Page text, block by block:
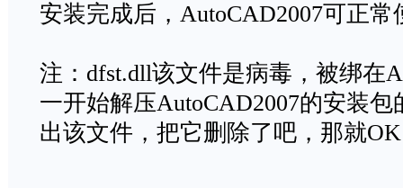
安装完成后，AutoCAD2007可正常
注：dfst.dll该文件是病毒，被绑在
一开始解压AutoCAD2007的安装
出该文件，把它删除了吧，那就